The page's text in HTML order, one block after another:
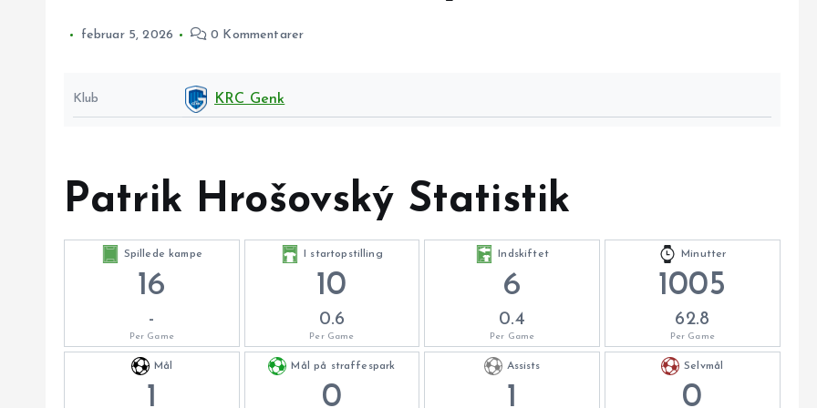
februar 5, 2026 0 Kommentarer
Klub KRC Genk
Patrik Hrošovský Statistik
Spillede kampe
16
-
Per Game
I startopstilling
10
0.6
Per Game
Indskiftet
6
0.4
Per Game
Minutter
1005
62.8
Per Game
Mål
1
Mål på straffespark
0
Assists
1
Selvmål
0